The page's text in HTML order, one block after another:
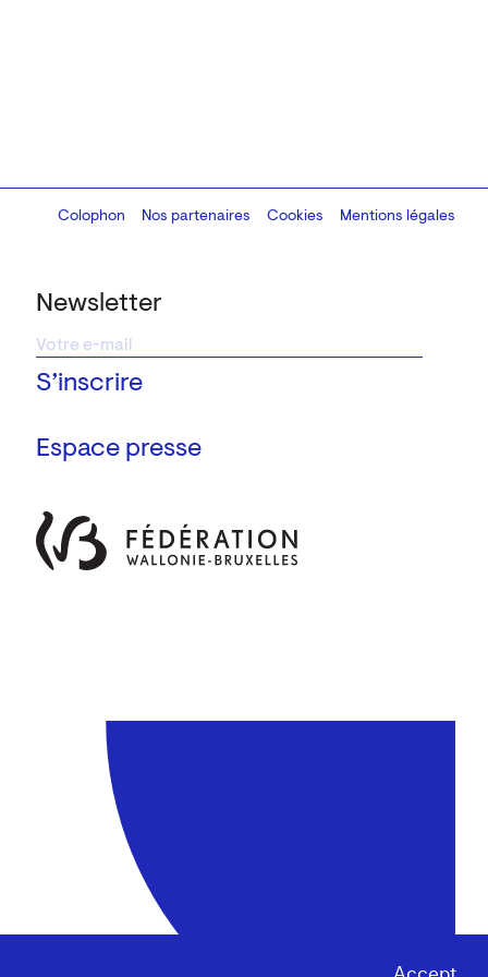
Newsletter
Espace presse
Colophon
Design:Marcel Kaczmarek, code:8080.studio
Nos partenaires Cookies Mentions légales